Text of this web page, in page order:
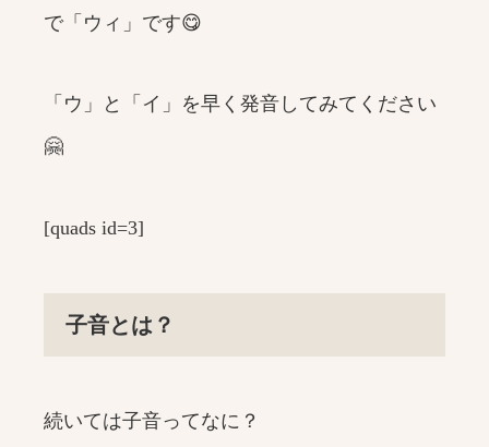
で「ウィ」です😋
「ウ」と「イ」を早く発音してみてください
🤗
[quads id=3]
子音とは？
続いては子音ってなに？